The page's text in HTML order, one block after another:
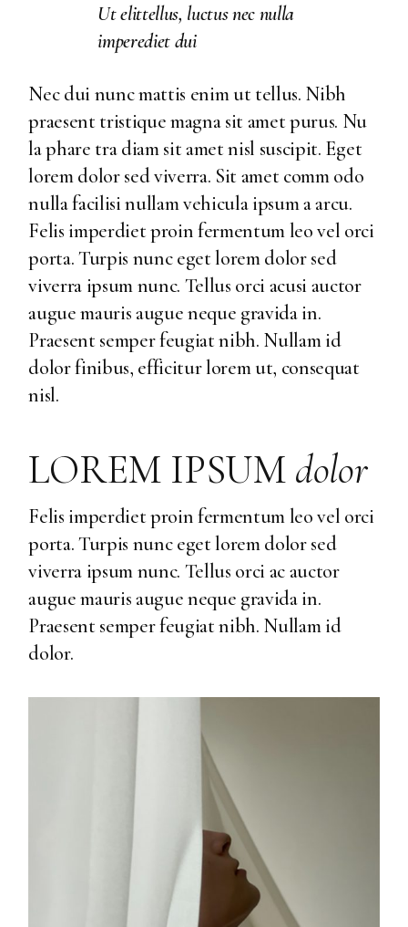
Ut elittellus, luctus nec nulla
imperediet dui
Nec dui nunc mattis enim ut tellus. Nibh
praesent tristique magna sit amet purus. Nu
la phare tra diam sit amet nisl suscipit. Eget
lorem dolor sed viverra. Sit amet comm odo
nulla facilisi nullam vehicula ipsum a arcu.
Felis imperdiet proin fermentum leo vel orci
porta. Turpis nunc eget lorem dolor sed
viverra ipsum nunc. Tellus orci acusi auctor
augue mauris augue neque gravida in.
Praesent semper feugiat nibh. Nullam id
dolor finibus, efficitur lorem ut, consequat
nisl.
LOREM IPSUM dolor
Felis imperdiet proin fermentum leo vel orci
porta. Turpis nunc eget lorem dolor sed
viverra ipsum nunc. Tellus orci ac auctor
augue mauris augue neque gravida in.
Praesent semper feugiat nibh. Nullam id
dolor.